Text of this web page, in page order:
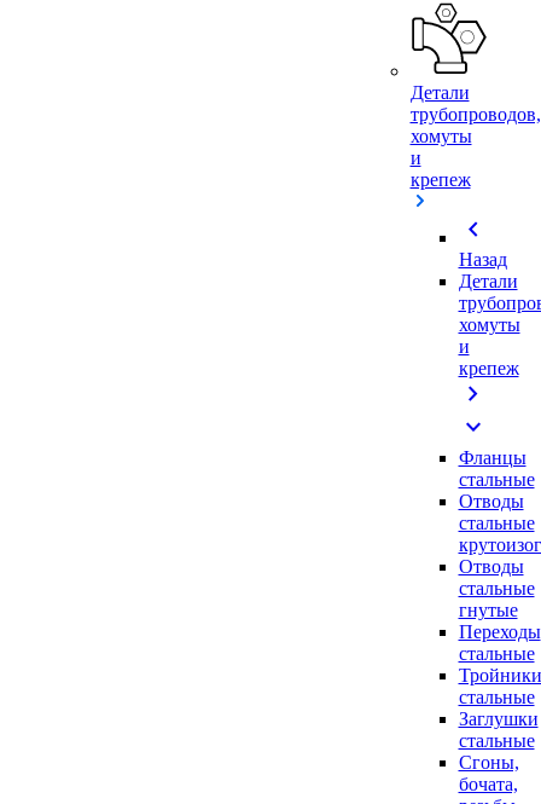
Детали
трубопроводов,
хомуты
и
крепеж
chevron_left
Назад
Детали
хомуты
и
крепеж
chevron_right
expand_more
Фланцы
стальные
Отводы
стальные
Отводы
стальные
гнутые
Переходы
стальные
Тройники
стальные
Заглушки
стальные
Сгоны,
бочата,